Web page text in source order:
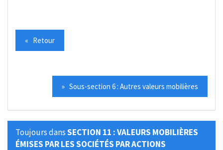
« Retour
» Sous-section 6 : Autres valeurs mobilières
Toujours dansSECTION 11 : VALEURS MOBILIÈRES
ÉMISES PAR LES SOCIÉTÉS PAR ACTIONS